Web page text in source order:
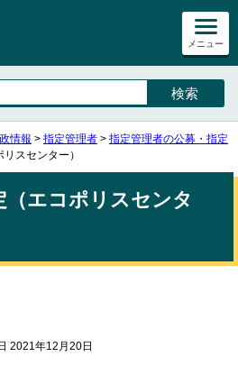
メニュー
情報 > 指定管理者 > 指定管理者の公募・指定
スセンター）
（エコポリスセンタ
2021年12月20日